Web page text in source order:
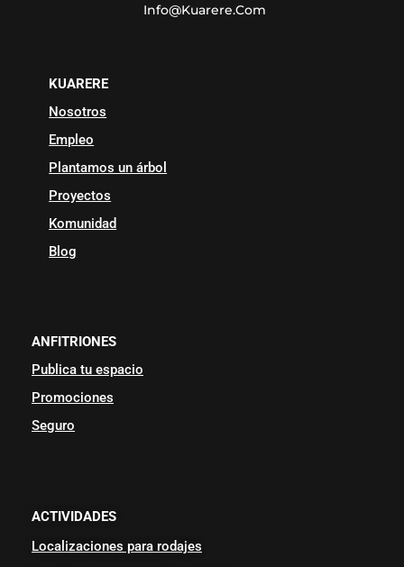
Info@kuarere.com
KUARERE
Nosotros
Empleo
Plantamos un árbol
Proyectos
Komunidad
Blog
ANFITRIONES
Publica tu espacio
Promociones
Seguro
ACTIVIDADES
Localizaciones para rodajes